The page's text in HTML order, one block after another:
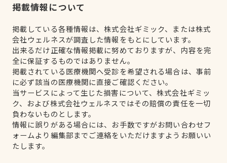
掲載情報について
掲載している各種情報は、株式会社ギミック、または株式
会社ウェルネスが調査した情報をもとにしています。
出来るだけ正確な情報掲載に努めておりますが、内容を完
全に保証するものではありません。
掲載されている医療機関へ受診を希望される場合は、事前
に必ず該当の医療機関に直接ご確認ください。
当サービスによって生じた損害について、株式会社ギミッ
ク、および株式会社ウェルネスではその賠償の責任を一切
負わないものとします。
情報に誤りがある場合には、お手数ですがお問い合わせフ
ォームより編集部までご連絡をいただけますようお願いい
たします。